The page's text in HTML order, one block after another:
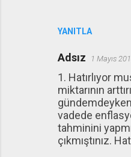
YANITLA
Adsız 1 Mayıs
1. Hatırlıyor
miktarının
vadede
tahminini
çıkmıştınız.